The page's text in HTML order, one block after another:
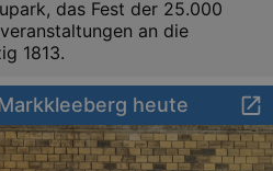
das Fest der 25.000
an die
1813.
heute
www.kulturkalender-
dresden.de
2
hours
This
help